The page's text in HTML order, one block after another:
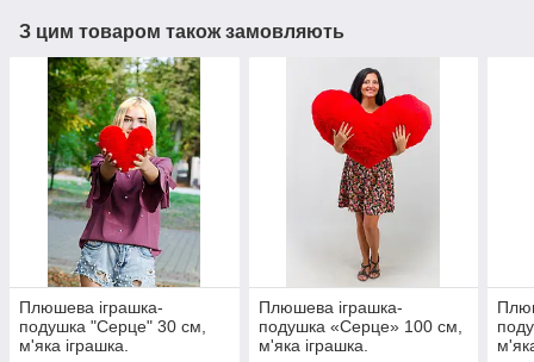
З цим товаром також замовляють
Плюшева іграшка-
подушка "Серце" 30 см,
м'яка іграшка.
Плюшева іграшка-
подушка «Серце» 100 см,
м'яка іграшка.